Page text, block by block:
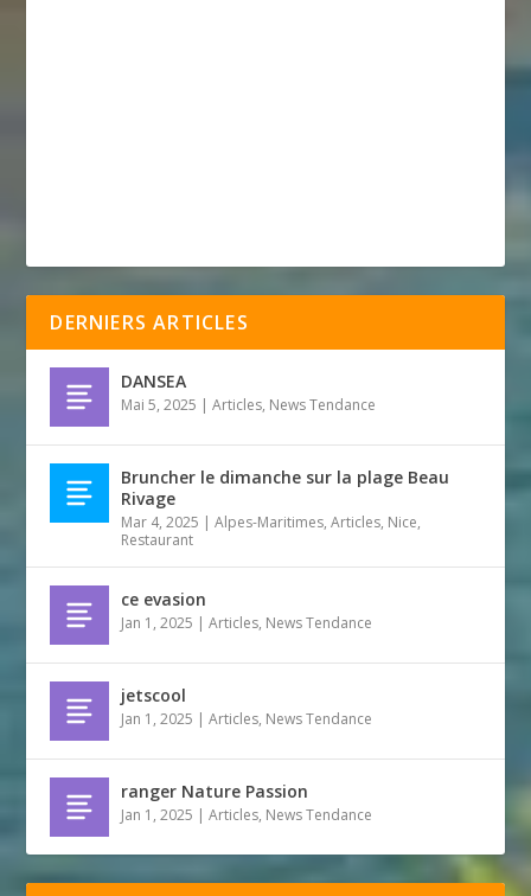
DERNIERS ARTICLES
DANSEA
Mai 5, 2025 |Articles, News Tendance
Bruncher le dimanche sur la plage Beau
Rivage
Mar 4, 2025 |Alpes-Maritimes,Articles, Nice,
Restaurant
ce evasion
Jan 1, 2025 |Articles, News Tendance
jetscool
Jan 1, 2025 |Articles, News Tendance
ranger Nature Passion
Jan 1, 2025 |Articles, News Tendance